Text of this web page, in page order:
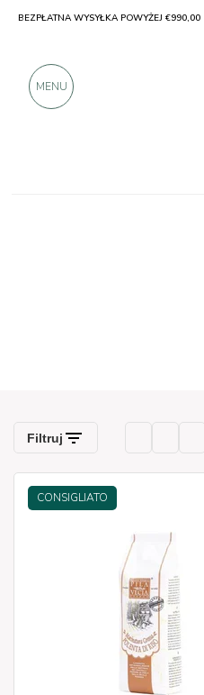
CONSIGLIATO
BEZPŁATNA WYSYŁKA POWYŻEJ €990,00
MENU